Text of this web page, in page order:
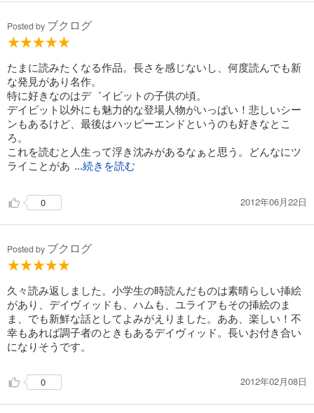
Posted by ブクログ
たまに読みたくなる作品。長さを感じないし、何度読んでも新
な発見があり名作。
特に好きなのはデ゛イビットの子供の頃。
デイビット以外にも魅力的な登場人物がいっぱい！悲しいシー
ンもあるけど、最後はハッピーエンドというのも好きなとこ
ろ。
これを読むと人生って浮き沈みがあるなぁと思う。どんなにツ
ライことがあ ...続きを読む
0 2012年06月22日
Posted by ブクログ
久々読み返しました。小学生の時読んだものは素晴らしい挿絵
があり、デイヴィッドも、ハムも、ユライアもその挿絵のま
ま、でも新鮮な話としてよみがえりました。ああ、楽しい！不
幸もあれば調子者のときもあるデイヴィッド。長いお付き合い
になりそうです。
0 2012年02月08日